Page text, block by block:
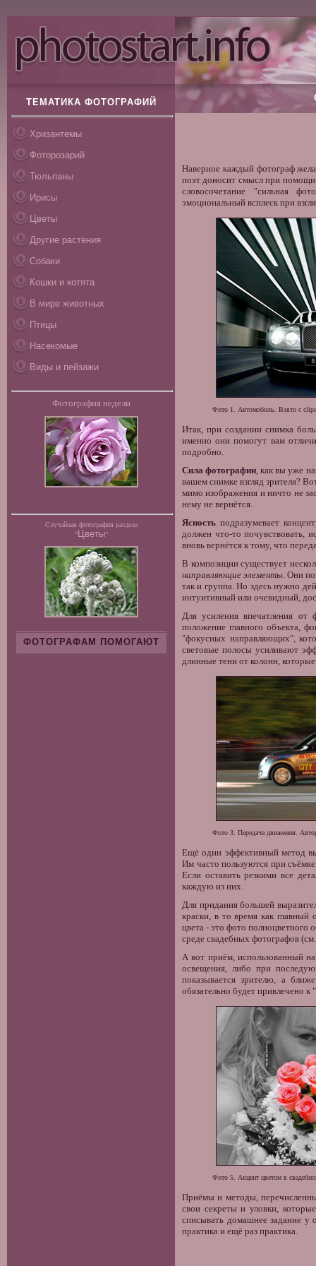
ТЕМАТИКА ФОТОГРАФИЙ
Хризантемы
Фоторозарий
Тюльпаны
Ирисы
Цветы
Другие растения
Собаки
Кошки и котята
В мире животных
Птицы
Насекомые
Виды и пейзажи
Фотография недели
Случайная фотография раздела
"Цветы"
ФОТОГРАФАМ ПОМОГАЮТ
Наверное каждый фотограф
поэт доносит смысл при
словосочетание "сильная
эмоциональный всплеск при
Фото 1. Автомобиль. Взято с
Итак, при создании снимка
именно они помогут вам
подробно.
Сила фотографии, как вы уже
вашем снимке взгляд зрителя?
мимо изображения и ничто не
нему не вернётся.
Ясность подразумевает
должен что-то почувствовать,
вновь вернётся к тому, что
В композиции существует
направляющие элементы. Они
так и группа. Но здесь нужно
интуитивный или очевидный,
Для усиления впечатления от
положение главного объекта,
"фокусных направляющих",
световые полосы усиливают
длинные тени от колонн,
Фото 3. Передача движения.
Ещё один эффективный метод
Им часто пользуются при
Если оставить резкими все
каждую из них.
Для придания большей
краски, в то время как
цвета - это фото полноцветного
среде свадебных фотографов
А вот приём, использованный
освещения, либо при
показывается зрителю, а
обязательно будет привлечено
Фото 5. Акцент цветом в
Приёмы и методы,
свои секреты и уловки,
списывать домашнее задание у
практика и ещё раз практика.